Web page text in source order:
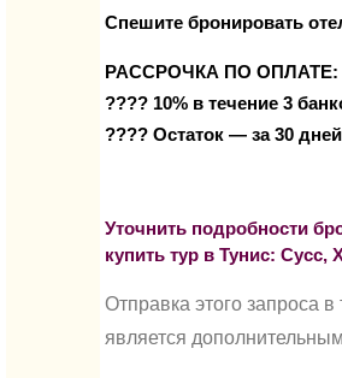
Спешите бронировать
РАССРОЧКА ПО ОПЛАТЕ:
???? 10% в течение 3
???? Остаток — за 30
Уточнить подробности
купить тур в Тунис:
Отправка этого запроса
является